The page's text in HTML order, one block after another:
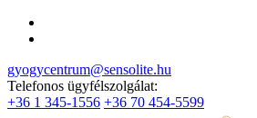
gyogycentrum@sensolite.hu
Telefonos ügyfélszolgálat:
+36 1 345-1556 +36 70 454-5599